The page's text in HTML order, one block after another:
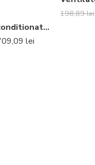
Aparat de aer conditionat Daikin Emura Bluevolution FTXJ50AS-RXJ50A Inverter 18000 BTU Silver – Telecomanda inclusa
lei
198,89lei